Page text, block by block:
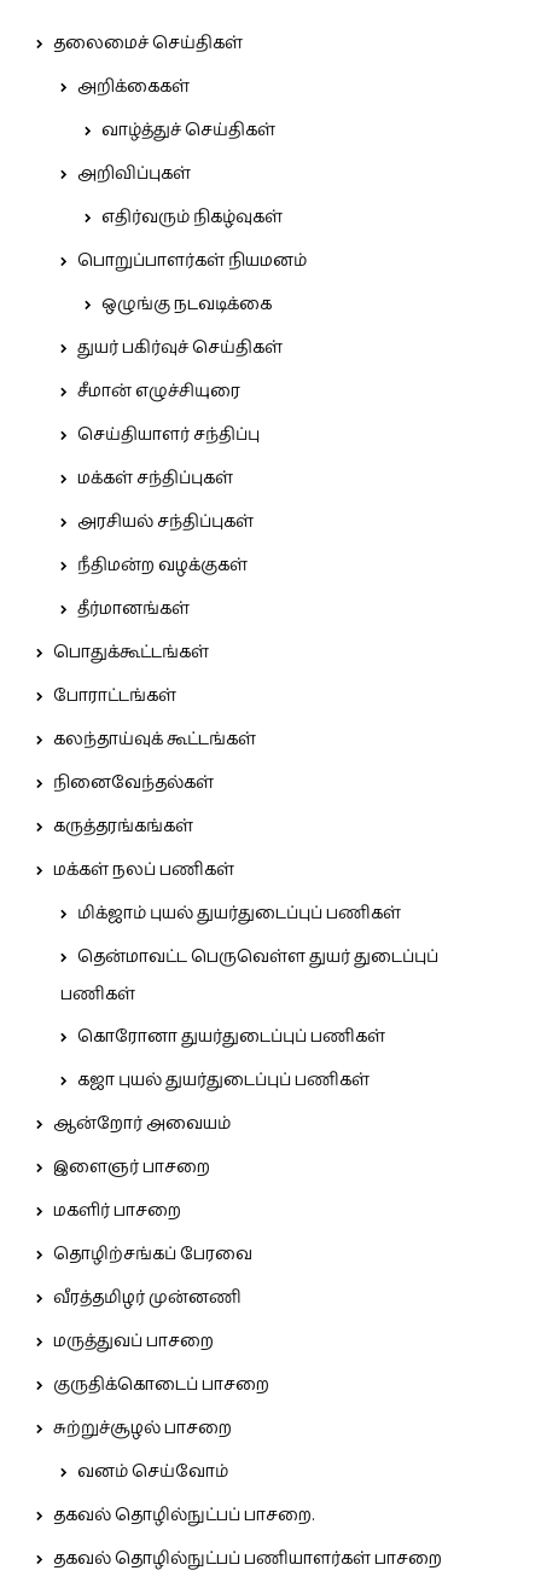
தலைமைச் செய்திகள்
அறிக்கைகள்
வாழ்த்துச் செய்திகள்
அறிவிப்புகள்
எதிர்வரும் நிகழ்வுகள்
பொறுப்பாளர்கள் நியமனம்
ஒழுங்கு நடவடிக்கை
துயர் பகிர்வுச் செய்திகள்
சீமான் எழுச்சியுரை
செய்தியாளர் சந்திப்பு
மக்கள் சந்திப்புகள்
அரசியல் சந்திப்புகள்
நீதிமன்ற வழக்குகள்
தீர்மானங்கள்
பொதுக்கூட்டங்கள்
போராட்டங்கள்
கலந்தாய்வுக் கூட்டங்கள்
நினைவேந்தல்கள்
கருத்தரங்கங்கள்
மக்கள் நலப் பணிகள்
மிக்ஜாம் புயல் துயர்துடைப்புப் பணிகள்
தென்மாவட்ட பெருவெள்ள துயர் துடைப்புப்
பணிகள்
கொரோனா துயர்துடைப்புப் பணிகள்
கஜா புயல் துயர்துடைப்புப் பணிகள்
ஆன்றோர் அவையம்
இளைஞர் பாசறை
மகளிர் பாசறை
தொழிற்சங்கப் பேரவை
வீரத்தமிழர் முன்னணி
மருத்துவப் பாசறை
குருதிக்கொடைப் பாசறை
சுற்றுச்சூழல் பாசறை
வனம் செய்வோம்
தகவல் தொழில்நுட்பப் பாசறை.
தகவல் தொழில்நுட்பப் பணியாளர்கள் பாசறை